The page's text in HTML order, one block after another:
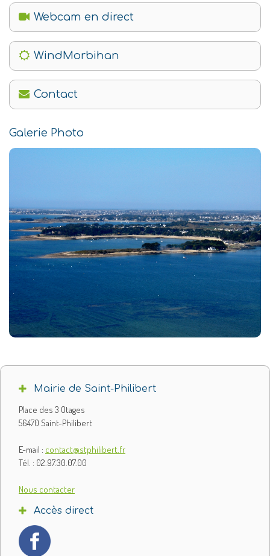
Webcam en direct
WindMorbihan
Contact
Galerie Photo
Mairie de Saint-Philibert
Place des 3 Otages
56470 Saint-Philibert
E-mail : contact@stphilibert.fr
Tél. : 02.97.30.07.00
Nous contacter
Accès direct